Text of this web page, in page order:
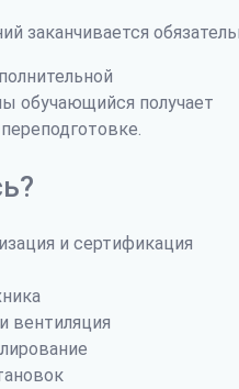
заканчивается
обучающийся получает
и сертификация
вентиляция